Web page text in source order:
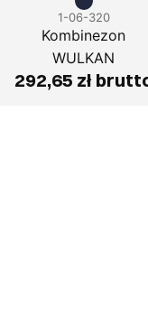
1-06-320
Kombinezon
WULKAN
292,65 zł